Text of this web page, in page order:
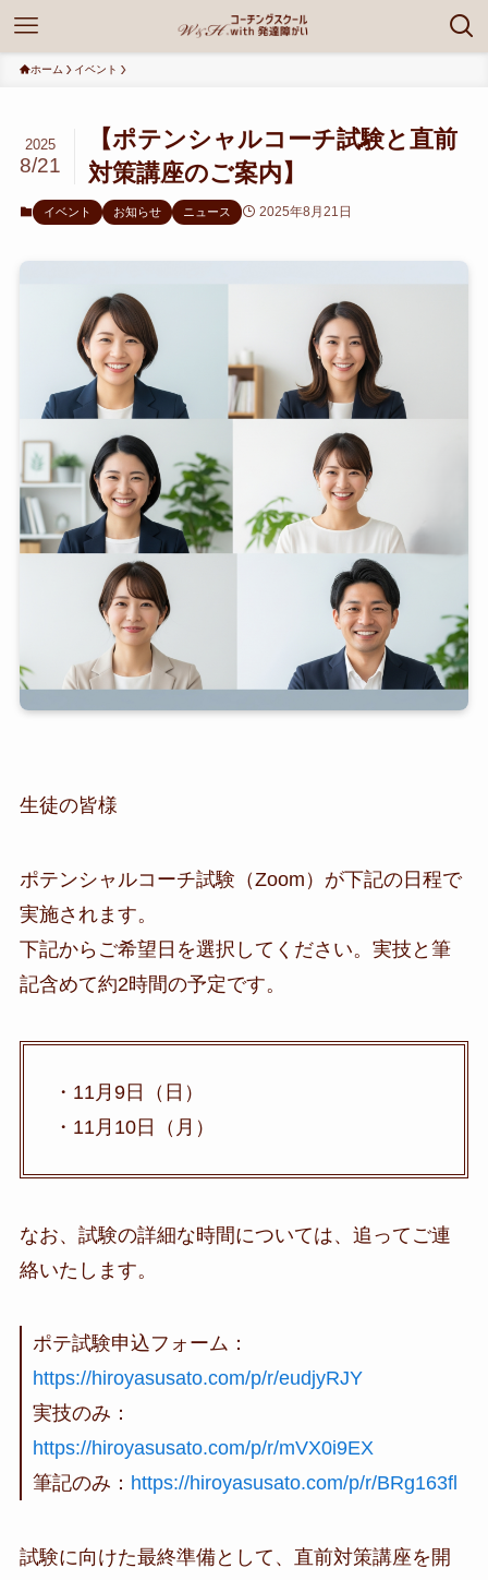
ホーム イベント
【ポテンシャルコーチ試験と直前
対策講座のご案内】
2025
8/21
イベント お知らせ ニュース 2025年8月21日
生徒の皆様
ポテンシャルコーチ試験（Zoom）が下記の日程で
実施されます。
下記からご希望日を選択してください。実技と筆
記含めて約2時間の予定です。
・11月9日（日）
・11月10日（月）
なお、試験の詳細な時間については、追ってご連
絡いたします。
ポテ試験申込フォーム：
https://hiroyasusato.com/p/r/eudjyRJY
実技のみ：
https://hiroyasusato.com/p/r/mVX0i9EX
筆記のみ： https://hiroyasusato.com/p/r/BRg163fl
試験に向けた最終準備として、直前対策講座を開